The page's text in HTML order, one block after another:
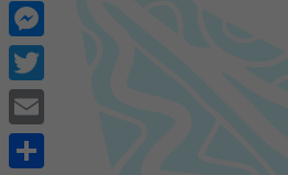
WhatsApp
Messenger
Twitter
Email